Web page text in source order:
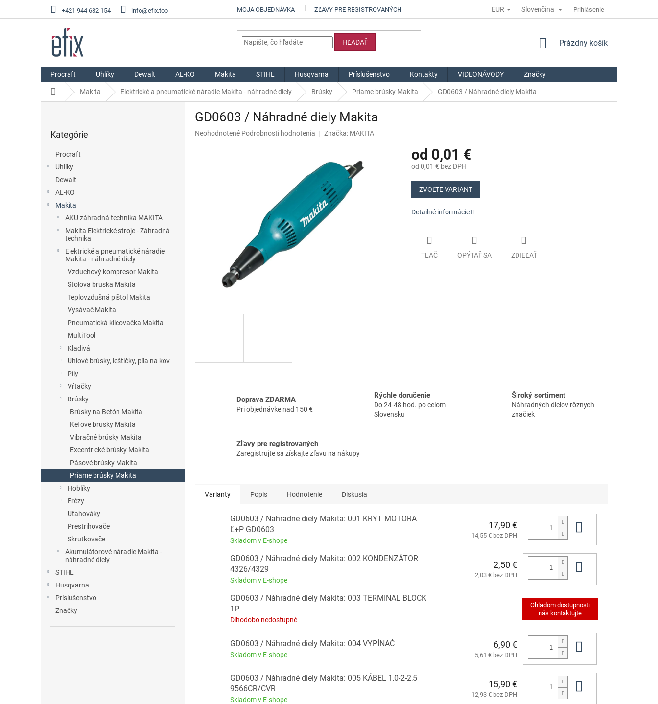
+421 944 682 154 info@efix.top MOJA OBJEDNÁVKA ZĽAVY PRE REGISTROVANÝCH EUR Slovenčina Prihlásenie
HĽADAŤ
NÁKUPNÝ
Prázdny košík
Procraft Uhlíky Dewalt AL-KO Makita STIHL Husqvarna Príslušenstvo Kontakty VIDEONÁVODY Značky
DomovMakita Elektrické a pneumatické náradie Makita - náhradné diely Brúsky Priame brúsky Makita GD0603 / Náhradné diely Makita
kategórie
Kategórie
Procraft
Uhlíky
Dewalt
AL-KO
Makita
AKU záhradná technika MAKITA
Makita Elektrické stroje - Záhradná
technika
Elektrické a pneumatické náradie
Makita - náhradné diely
Vzduchový kompresor Makita
Stolová brúska Makita
Teplovzdušná pištol Makita
Vysávač Makita
Pneumatická klicovačka Makita
MultiTool
Kladivá
Uhlové brúsky, leštičky, píla na kov
Píly
Vŕtačky
Brúsky
Brúsky na Betón Makita
Kefové brúsky Makita
Vibračné brúsky Makita
Excentrické brúsky Makita
Pásové brúsky Makita
Priame brúsky Makita
Hoblíky
Frézy
Uťahováky
Prestrihovače
Skrutkovače
Akumulátorové náradie Makita -
náhradné diely
STIHL
Husqvarna
Príslušenstvo
Značky
GD0603 / Náhradné diely Makita
Priemerné
Neohodnotené Podrobnosti hodnotenia Značka: MAKITA
od 0,01 €
od 0,01 € bez DPH
Jednotková
cena:
ZVOĽTE VARIANT
Detailné informácie
TLAČ OPÝTAŤ SA ZDIEĽAŤ
Doprava ZDARMA
Pri objednávke nad 150 €
Rýchle doručenie
Do 24-48 hod. po celom
Slovensku
Široký sortiment
Náhradných dielov rôznych
značiek
Zľavy pre registrovaných
Zaregistrujte sa získajte zľavu na nákupy
Varianty Popis Hodnotenie Diskusia
GD0603 / Náhradné diely Makita: 001 KRYT MOTORA
Ľ+P GD0603
Skladom v E-shope
17,90 €
14,55 € bez DPH
GD0603 / Náhradné diely Makita: 002 KONDENZÁTOR
4326/4329
Skladom v E-shope
2,50 €
2,03 € bez DPH
GD0603 / Náhradné diely Makita: 003 TERMINAL BLOCK
1P
Dlhodobo nedostupné
GD0603 / Náhradné diely Makita: 004 VYPÍNAČ
Skladom v E-shope
6,90 €
5,61 € bez DPH
GD0603 / Náhradné diely Makita: 005 KÁBEL 1,0-2-2,5
9566CR/CVR
Skladom v E-shope
15,90 €
12,93 € bez DPH